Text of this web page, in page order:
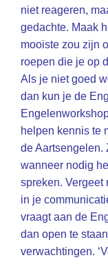
niet reageren,
gedachte. Maak
mooiste zou zijn
roepen die je op
Als je niet goed
dan kun je de
helpen kennis te
de Aartsengelen.
wanneer nodig
spreken.
in je
vraagt aan de
dan open te
verwachtingen.